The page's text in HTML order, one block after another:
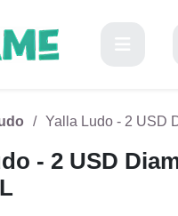
Yalla Ludo - 2 USD
- 2 USD